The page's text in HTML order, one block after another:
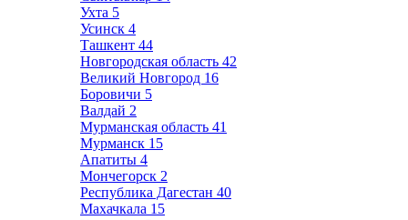
Ухта 5
Усинск 4
Ташкент 44
Новгородская область 42
Великий Новгород 16
Боровичи 5
Валдай 2
Мурманская область 41
Мурманск 15
Апатиты 4
Мончегорск 2
Республика Дагестан 40
Махачкала 15